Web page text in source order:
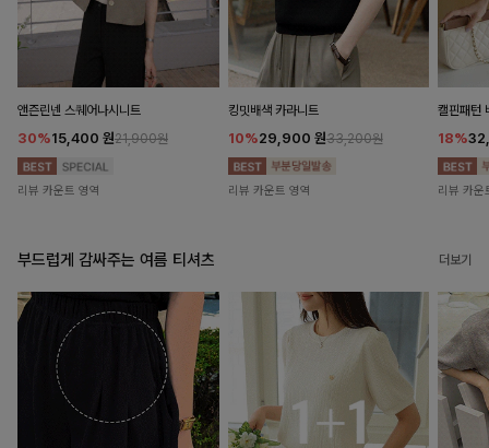
앤즌린넨 스퀘어나시니트
30%15,400 원21,900원
리뷰 카운트 영역
킹밋배색 카라니트
10%29,900 원33,200원
리뷰 카운트 영역
캘핀패턴
18%
리뷰 카운
부드럽게 감싸주는 여름 티셔츠 더보기